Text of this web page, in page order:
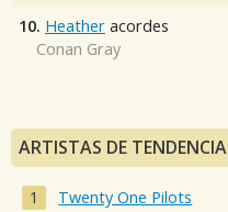
10. Heather acordes
Conan Gray
ARTISTAS DE TENDENCIA
Twenty One Pilots